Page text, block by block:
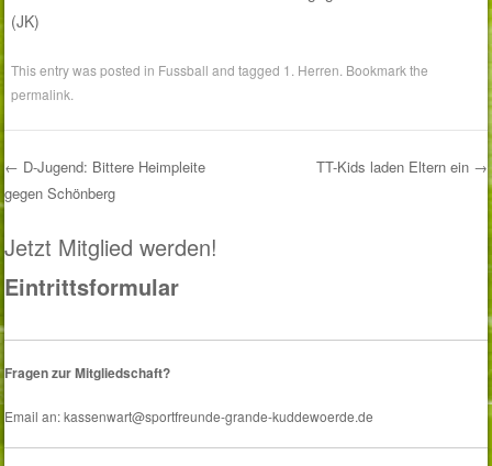
(JK)
This entry was posted in Fussball and tagged 1. Herren . Bookmark the
permalink
Post navigation
← D-Jugend: Bittere Heimpleite
gegen Schönberg
TT-Kids laden Eltern ein →
Jetzt Mitglied werden!
Eintrittsformular
Fragen zur Mitgliedschaft?
Email an: kassenwart@sportfreunde-grande-kuddewoerde.de